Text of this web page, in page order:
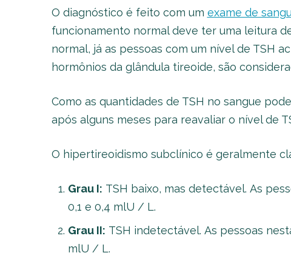
O diagnóstico é feito com um exame de
funcionamento normal deve ter uma leitura
normal, já as pessoas com um nível de TSH
hormônios da glândula tireoide, são
Como as quantidades de TSH no sangue
após alguns meses para reavaliar o nível de
O hipertireoidismo subclínico é geralmente
Grau I: TSH baixo, mas detectável. As
0,1 e 0,4 mlU / L.
Grau II: TSH indetectável. As pessoas
mlU / L.